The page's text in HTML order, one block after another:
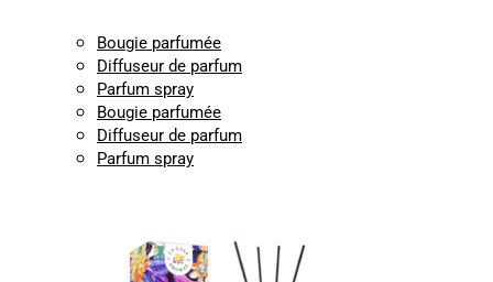
Bougie parfumée
Diffuseur de parfum
Parfum spray
Bougie parfumée
Diffuseur de parfum
Parfum spray